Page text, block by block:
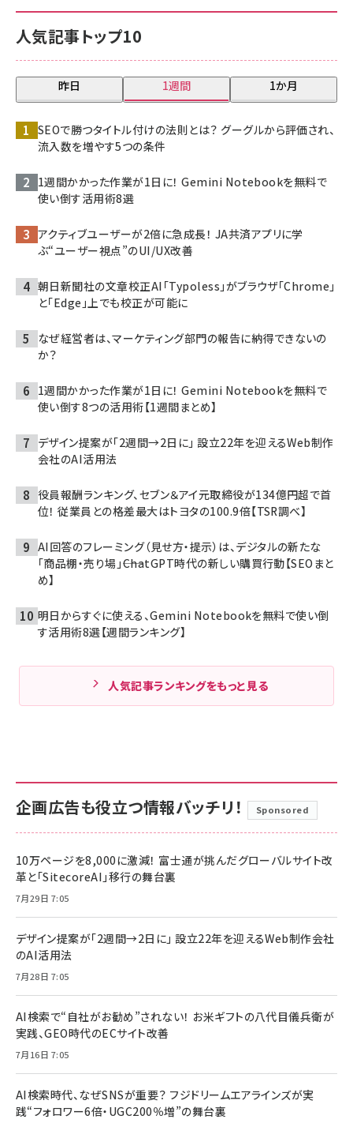
人気記事トップ10
昨日 1週間 1か月
SEOで勝つタイトル付けの法則とは？ グーグルから評価され、
流入数を増やす5つの条件
1週間かかった作業が1日に！ Gemini Notebookを無料で
使い倒す活用術8選
アクティブユーザーが2倍に急成長！ JA共済アプリに学
ぶ“ユーザー視点”のUI/UX改善
朝日新聞社の文章校正AI「Typoless」がブラウザ「Chrome」
と「Edge」上でも校正が可能に
なぜ経営者は、マーケティング部門の報告に納得できないの
か？
1週間かかった作業が1日に！ Gemini Notebookを無料で
使い倒す8つの活用術【1週間まとめ】
デザイン提案が「2週間→2日に」 設立22年を迎えるWeb制作
会社のAI活用法
役員報酬ランキング、セブン＆アイ元取締役が134億円超で首
位！ 従業員との格差最大はトヨタの100.9倍【TSR調べ】
AI回答のフレーミング（見せ方・提示）は、デジタルの新たな
「商品棚・売り場」――ChatGPT時代の新しい購買行動【SEOまと
め】
明日からすぐに使える、Gemini Notebookを無料で使い倒
す活用術8選【週間ランキング】
人気記事ランキングをもっと見る
企画広告も役立つ情報バッチリ！ Sponsored
10万ページを8,000に激減！ 富士通が挑んだグローバルサイト改
革と「SitecoreAI」移行の舞台裏
7月29日 7:05
デザイン提案が「2週間→2日に」 設立22年を迎えるWeb制作会社
のAI活用法
7月28日 7:05
AI検索で“自社がお勧め”されない！ お米ギフトの八代目儀兵衛が
実践、GEO時代のECサイト改善
7月16日 7:05
AI検索時代、なぜSNSが重要？ フジドリームエアラインズが実
践“フォロワー6倍・UGC200％増”の舞台裏